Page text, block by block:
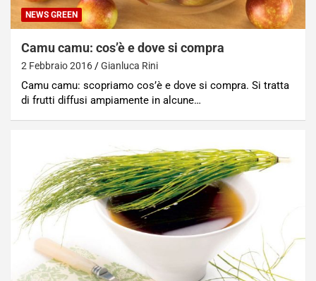
NEWS GREEN
Camu camu: cos’è e dove si compra
2 Febbraio 2016 Gianluca Rini
Camu camu: scopriamo cos’è e dove si compra. Si tratta
di frutti diffusi ampiamente in alcune…